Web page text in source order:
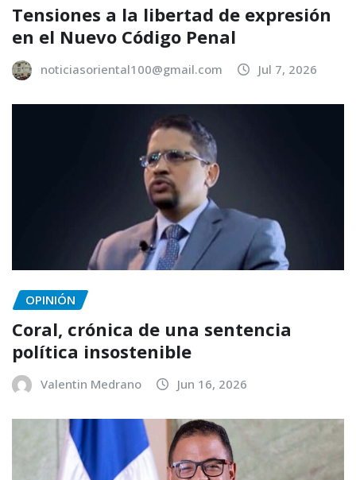
Tensiones a la libertad de expresión
en el Nuevo Código Penal
noticiasoriental100@gmail.com Jul 7, 2026
OPINIÓN
Coral, crónica de una sentencia
política insostenible
Valentin Medrano Jun 16, 2026